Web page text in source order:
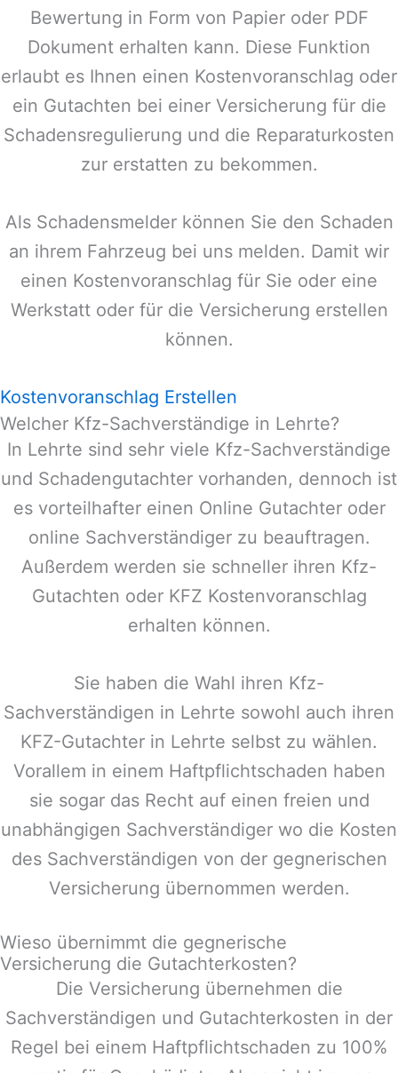
Bewertung in Form von Papier oder PDF
Dokument erhalten kann. Diese Funktion
erlaubt es Ihnen einen Kostenvoranschlag oder
ein Gutachten bei einer Versicherung für die
Schadensregulierung und die Reparaturkosten
zur erstatten zu bekommen.
Als Schadensmelder können Sie den Schaden
an ihrem Fahrzeug bei uns melden. Damit wir
einen Kostenvoranschlag für Sie oder eine
Werkstatt oder für die Versicherung erstellen
können.
Kostenvoranschlag Erstellen
Welcher Kfz-Sachverständige in Lehrte?
In Lehrte sind sehr viele Kfz-Sachverständige
und Schadengutachter vorhanden, dennoch ist
es vorteilhafter einen Online Gutachter oder
online Sachverständiger zu beauftragen.
Außerdem werden sie schneller ihren Kfz-
Gutachten oder KFZ Kostenvoranschlag
erhalten können.
Sie haben die Wahl ihren Kfz-
Sachverständigen in Lehrte sowohl auch ihren
KFZ-Gutachter in Lehrte selbst zu wählen.
Vorallem in einem Haftpflichtschaden haben
sie sogar das Recht auf einen freien und
unabhängigen Sachverständiger wo die Kosten
des Sachverständigen von der gegnerischen
Versicherung übernommen werden.
Wieso übernimmt die gegnerische
Versicherung die Gutachterkosten?
Die Versicherung übernehmen die
Sachverständigen und Gutachterkosten in der
Regel bei einem Haftpflichtschaden zu 100%